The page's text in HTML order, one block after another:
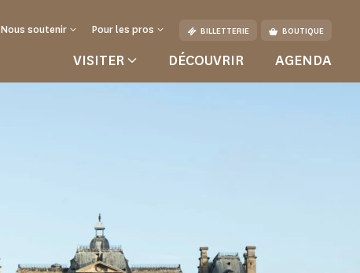
Nous soutenir Pour les pros BILLETTERIE BOUTIQUE
VISITER DÉCOUVRIR AGENDA